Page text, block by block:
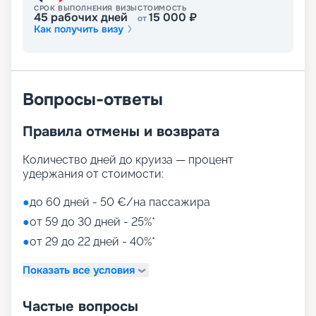
СРОК ВЫПОЛНЕНИЯ ВИЗЫ
45 рабочих дней
СТОИМОСТЬ
от15 000 ₽
Как получить визу
Вопросы-ответы
Правила отмены и возврата
Количество дней до круиза — процент
удержания от стоимости:
●до 60 дней - 50 €/на пассажира
●от 59 до 30 дней - 25%*
●от 29 до 22 дней - 40%*
Показать все условия
Частые вопросы